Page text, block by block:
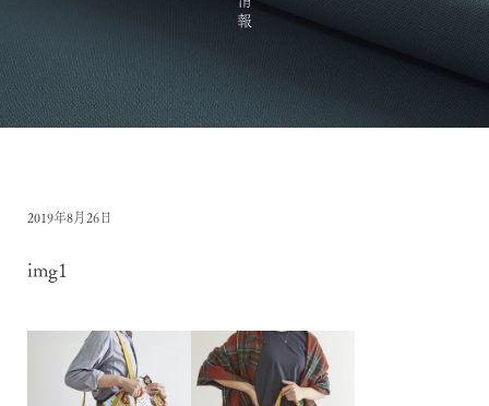
2019年8月26日
img1